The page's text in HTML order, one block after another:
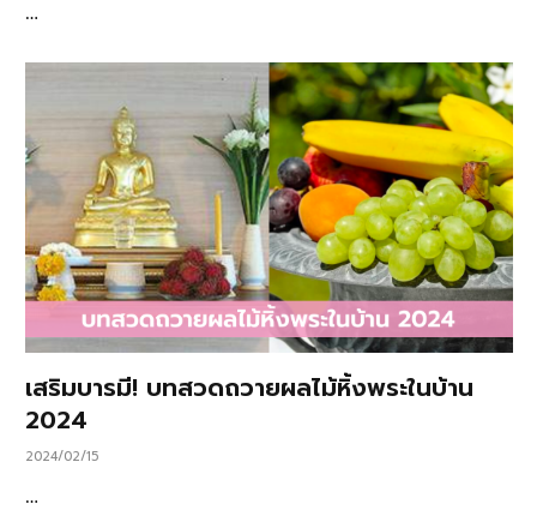
…
เสริมบารมี! บทสวดถวายผลไม้หิ้งพระในบ้าน
2024
2024/02/15
…